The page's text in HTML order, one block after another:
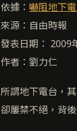
依據： 嚇阻地下
來源：自由時報
發表日期： 2009
作者：劉力仁
所謂地下電台，
卻屢禁不絕，背